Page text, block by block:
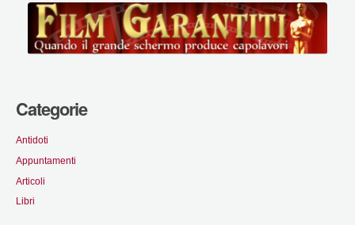
Categorie
Antidoti
Appuntamenti
Articoli
Libri